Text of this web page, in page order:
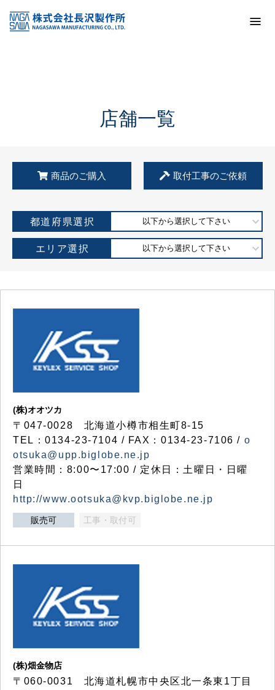
KSS加盟店・取扱店情報
店舗一覧
店舗一覧
商品のご購入 取付工事のご依頼
都道府県選択 以下から選択して下さい
エリア選択 以下から選択して下さい
(株)オオツカ
〒047-0028 北海道小樽市相生町8-15
TEL：0134-23-7104 / FAX：0134-23-7106 / o
otsuka@upp.biglobe.ne.jp
営業時間：8:00〜17:00 / 定休日：土曜日・日曜
日
http://www.ootsuka@kvp.biglobe.ne.jp
販売可 工事・取付可
(株)畑金物店
〒060-0031 北海道札幌市中央区北一条東1丁目